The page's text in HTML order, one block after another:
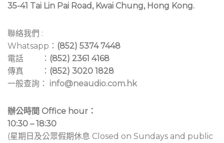
35-41 Tai Lin Pai Road, Kwai Chung, Hong Kong.
聯絡我們 :
Whatsapp： (852) 5374 7448
電話 ： (852) 2361 4168
傳真 ： (852) 3020 1828
一般查詢： info@neaudio.com.hk
辦公時間 Office hour：
10:30 – 18:30
(星期日及公眾假期休息 Closed on Sundays and public